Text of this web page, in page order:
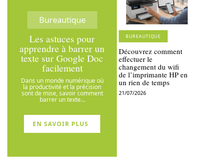
Bureautique
Les astuces pour
apprendre à barrer un
texte sur Google Doc
facilement
Dans un monde numérique où
la productivité et la précision
sont de mise, savoir comment
barrer un texte…
EN SAVOIR PLUS
BUREAUTIQUE
Découvrez comment
effectuer le
changement du wifi
de l’imprimante HP en
un rien de temps
21/07/2026